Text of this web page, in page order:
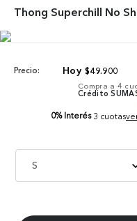
Thong Superchill No
Precio: $49.900
Compra a 4
Crédito
0% Interés 3 cuotas
S